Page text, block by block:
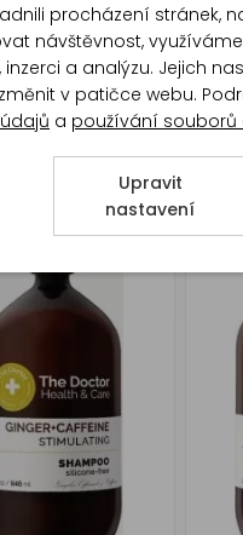
šampon pro
procházení stránek,
návštěvnost,
a analýzu. Jejich
v patičce webu.
a používání souborů
Upravit
nastavení